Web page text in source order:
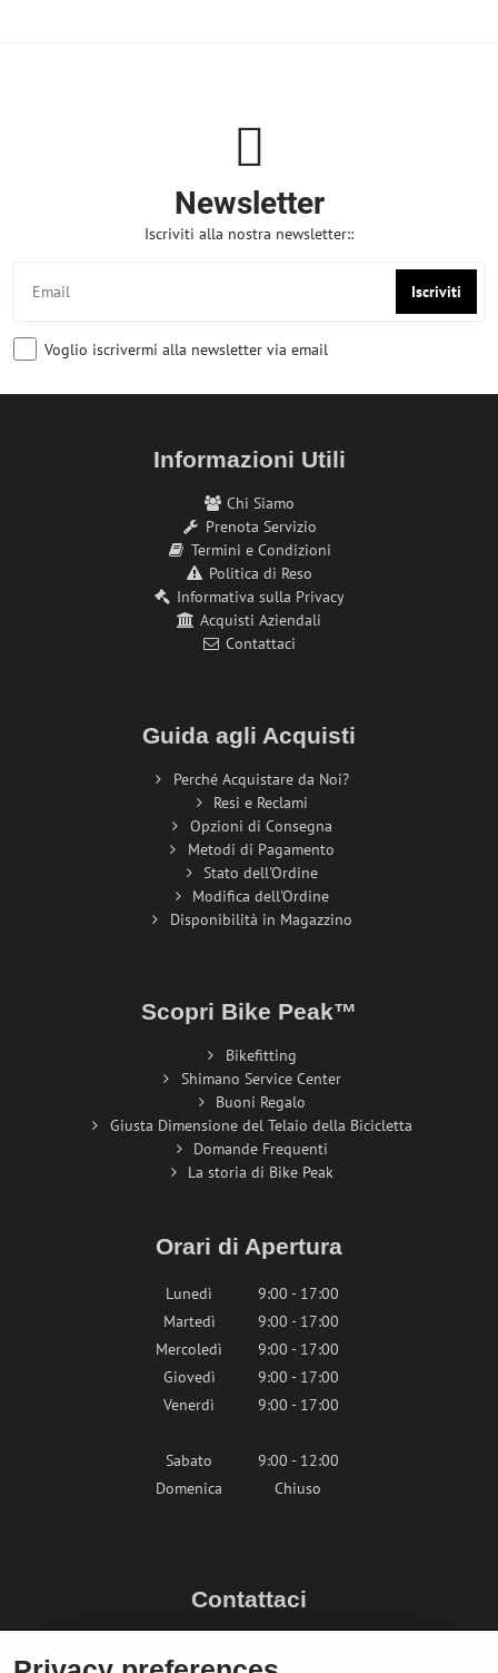
Newsletter
Iscriviti alla nostra newsletter::
Iscriviti
Voglio iscrivermi alla newsletter via email
Informazioni Utili
Chi Siamo
Prenota Servizio
Termini e Condizioni
Politica di Reso
Informativa sulla Privacy
Acquisti Aziendali
Contattaci
Guida agli Acquisti
Perché Acquistare da Noi?
Resi e Reclami
Opzioni di Consegna
Metodi di Pagamento
Stato dell'Ordine
Modifica dell'Ordine
Disponibilità in Magazzino
Scopri Bike Peak™
Bikefitting
Shimano Service Center
Buoni Regalo
Giusta Dimensione del Telaio della Bicicletta
Domande Frequenti
La storia di Bike Peak
Orari di Apertura
Lunedì
9:00 - 17:00
Martedì
9:00 - 17:00
Mercoledì
9:00 - 17:00
Giovedì
9:00 - 17:00
Venerdì
9:00 - 17:00
Sabato
9:00 - 12:00
Domenica
Chiuso
Contattaci